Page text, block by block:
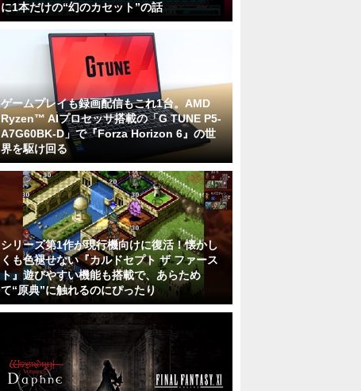
に1本だけの“幻のカセット”の話
ゲームプレイも録画配信もこれ1台。AMD
Ryzen™ AIプロセッサ搭載の「G TUNE P5-
A7G60BK-D」で『Forza Horizon 6』の世
界を駆け回る
シリーズ第1作が現行機向けに復活！懐かし
くも色褪せない『カルドセプト ザ ファース
ト』遊びやすい機能も搭載で、あらため
て“原典”に触れるのにぴったり